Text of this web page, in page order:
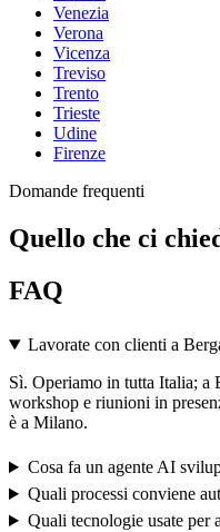
Venezia
Verona
Vicenza
Treviso
Trento
Trieste
Udine
Firenze
Domande frequenti
Quello che ci
FAQ
Lavorate con clienti a
Sì. Operiamo in tutta Italia; a
workshop e riunioni in
è a Milano.
Cosa fa un agente AI
Quali processi conviene
Quali tecnologie usate per